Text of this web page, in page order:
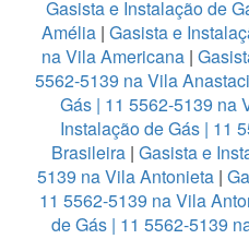
Gasista e Instalação de
Amélia | Gasista e
na Vila Americana |
5562-5139 na Vila
Gás | 11 5562-5139 na
Instalação de Gás | 11
Brasileira | Gasista e
5139 na Vila Antonieta|
11 5562-5139 na Vila
de Gás | 11 5562-5139